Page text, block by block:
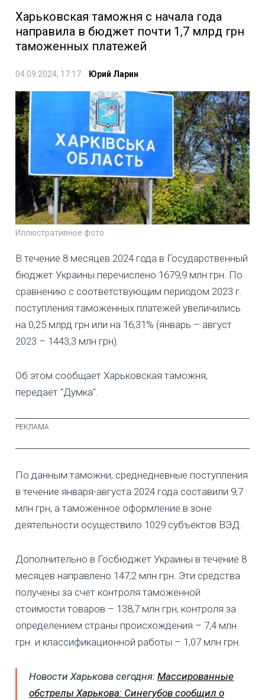
Харьковская таможня с начала года
направила в бюджет почти 1,7 млрд грн
таможенных платежей
04.09.2024, 17:17 Юрий Ларин
Иллюстративное фото
В течение 8 месяцев 2024 года в Государственный
бюджет Украины перечислено 1679,9 млн грн. По
сравнению с соответствующим периодом 2023 г.
поступления таможенных платежей увеличились
на 0,25 млрд грн или на 16,31% (январь – август
2023 – 1443,3 млн грн).
Об этом сообщает Харьковская таможня,
передает "Думка".
По данным таможни, среднедневные поступления
в течение января-августа 2024 года составили 9,7
млн грн, а таможенное оформление в зоне
деятельности осуществило 1029 субъектов ВЭД.
Дополнительно в Госбюджет Украины в течение 8
месяцев направлено 147,2 млн грн. Эти средства
получены за счет контроля таможенной
стоимости товаров – 138,7 млн грн, контроля за
определением страны происхождения – 7,4 млн
грн. и классификационной работы – 1,07 млн грн.
Новости Харькова сегодня: Массированные
обстрелы Харькова: Синегубов сообщил о